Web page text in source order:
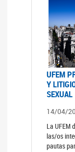
UFEM
Y
SEXUAL
14/04/
La UFEM
las/os
pautas